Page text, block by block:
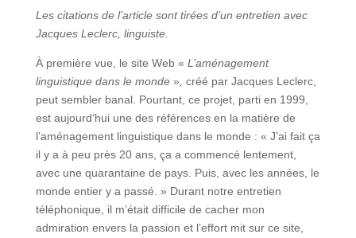
Les citations de l’article sont tirées d’un entretien avec
Jacques Leclerc, linguiste.
À première vue, le site Web « L’aménagement
linguistique dans le monde », créé par Jacques Leclerc,
peut sembler banal. Pourtant, ce projet, parti en 1999,
est aujourd’hui une des références en la matière de
l’aménagement linguistique dans le monde : « J’ai fait ça
il y a à peu près 20 ans, ça a commencé lentement,
avec une quarantaine de pays. Puis, avec les années, le
monde entier y a passé. » Durant notre entretien
téléphonique, il m’était difficile de cacher mon
admiration envers la passion et l’effort mit sur ce site,